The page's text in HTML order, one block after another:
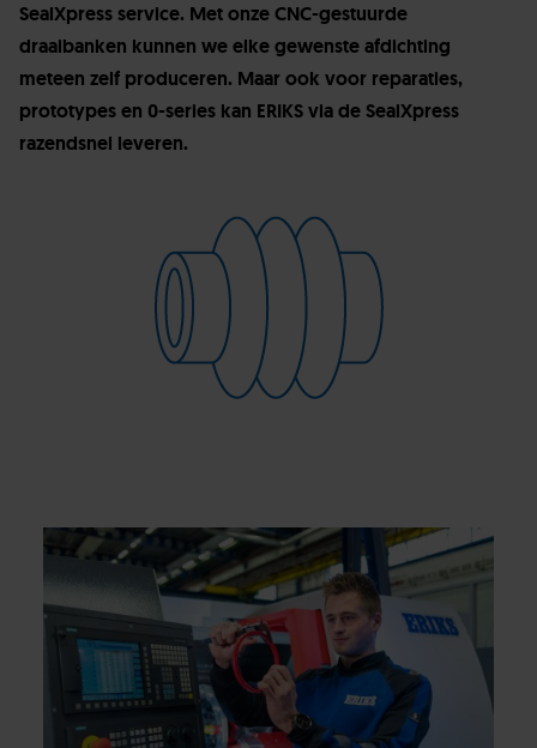
SealXpress service. Met onze CNC-gestuurde
draaibanken kunnen we elke gewenste afdichting
meteen zelf produceren. Maar ook voor reparaties,
prototypes en 0-series kan ERIKS via de SealXpress
razendsnel leveren.